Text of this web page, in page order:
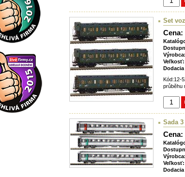
Set
Cena:
Výrobca:
Veľkosť:
Kód:12-
průběhu
Sada
Cena:
Výrobca:
Veľkosť: